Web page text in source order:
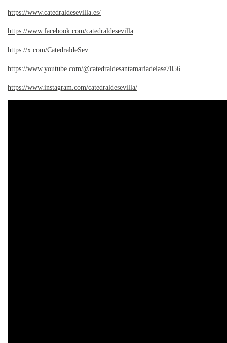
https://www.catedraldesevilla.es/
https://www.facebook.com/catedraldesevilla
https://x.com/CatedraldeSev
https://www.youtube.com/@catedraldesantamariadelase7056
https://www.instagram.com/catedraldesevilla/